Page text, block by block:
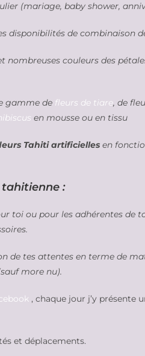
(mariage, baby shower,
disponibilités de combinaison
nombreuses couleurs des
gamme de fleurs de tiare, de
en mousse ou en tissu
Tahiti artificielles en
:
toi ou pour les adhérentes de
de tes attentes en terme de
more nu).
, chaque jour j’y présente
et déplacements.